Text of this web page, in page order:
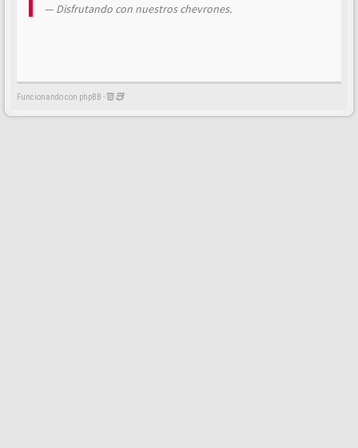
Disfrutando con nuestros chevrones.
Funcionando con phpBB -